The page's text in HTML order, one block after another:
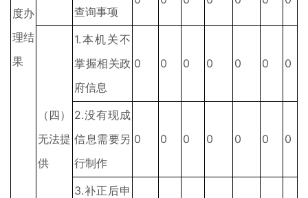
度办
理结
果
查询事项
（四）
无法提
供
1.本机关不
掌握相关政
府信息
0 0 0 0 0 0 0
2.没有现成
信息需要另
行制作
0 0 0 0 0 0 0
3.补正后申